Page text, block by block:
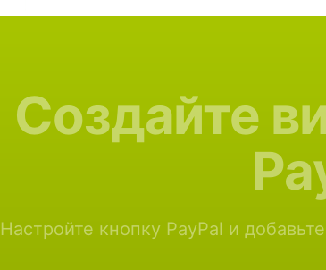
Создайте
Настройте кнопку PayPal и